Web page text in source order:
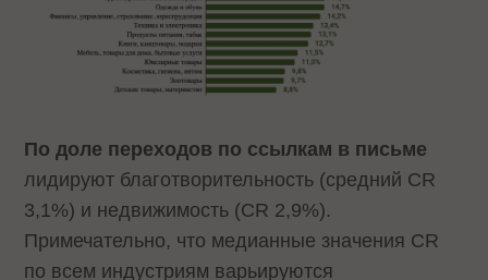
По доле переходов по ссылкам в письме
лидируют благотворительность (средний CR
3,1%) и недвижимость (CR 2,9%).
Примечательно, что медианные значения CR
по всем индустриям варьируются